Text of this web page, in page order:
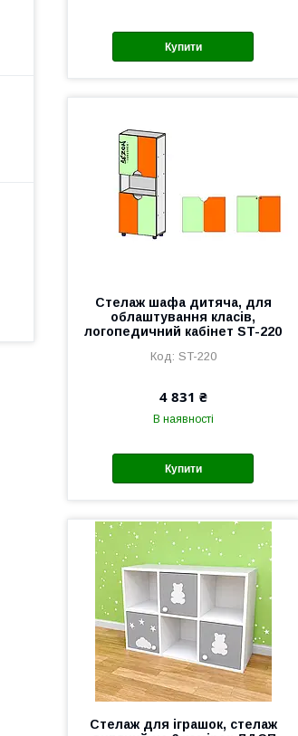
Купити
Стелаж шафа дитяча, для
облаштування класів,
логопедичний кабінет ST-220
ST-220
4 831 ₴
В наявності
Купити
Стелаж для іграшок, стелаж